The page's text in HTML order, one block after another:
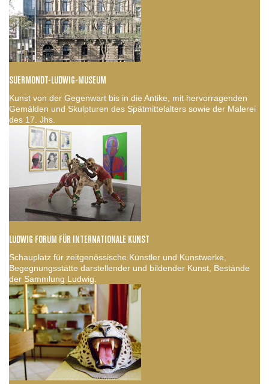
SUERMONDT-LUDWIG-MUSEUM
Kunst von der Gegenwart bis in die Antike, mit hervorragenden
Gemälden und Skulpturen des Spätmittelalters sowie der Malerei
des 17. Jhs.
LUDWIG FORUM FÜR INTERNATIONALE KUNST
Schauplatz für zeitgenössische Künstler und Kunstwerke,
Begegnungsstätte darstellender und bildender Kunst, Bestände
der Sammlung Ludwig.